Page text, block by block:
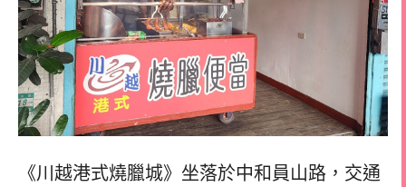
《川越港式燒臘城》坐落於中和員山路，交通